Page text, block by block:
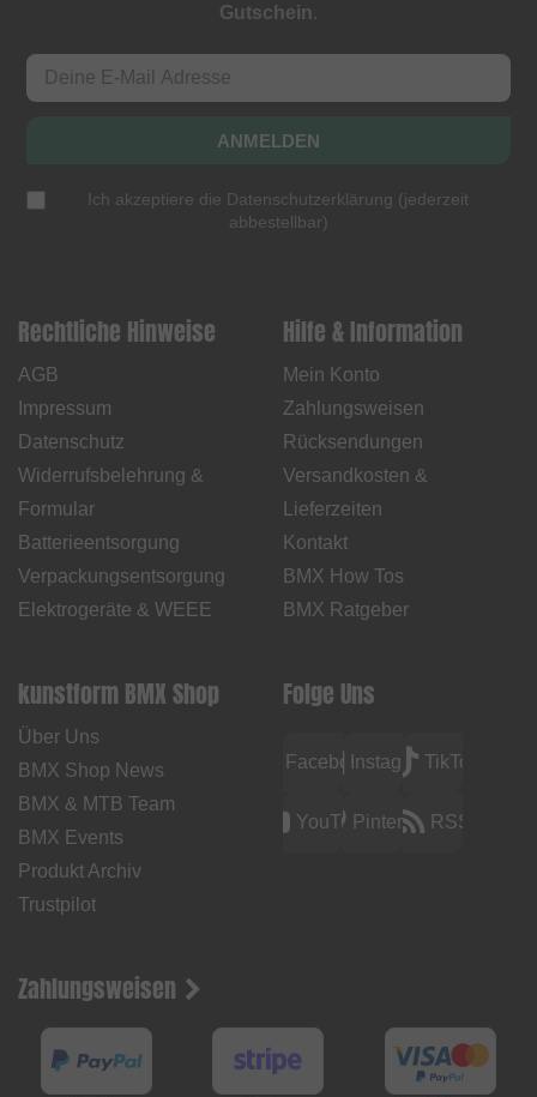
Gutschein.
ANMELDEN
Ich akzeptiere die Datenschutzerklärung (jederzeit
abbestellbar)
Rechtliche Hinweise
AGB
Impressum
Datenschutz
Widerrufsbelehrung &
Formular
Batterieentsorgung
Verpackungsentsorgung
Elektrogeräte & WEEE
Hilfe & Information
Mein Konto
Zahlungsweisen
Rücksendungen
Versandkosten &
Lieferzeiten
Kontakt
BMX How Tos
BMX Ratgeber
kunstform BMX Shop
Über Uns
BMX Shop News
BMX & MTB Team
BMX Events
Produkt Archiv
Trustpilot
Folge Uns
FacebookInstagramTikTok
YouTubePinterest RSS
Zahlungsweisen